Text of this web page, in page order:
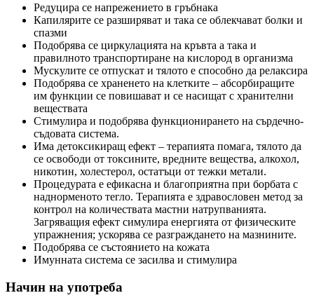
Редуцира се напрежението в гръбнака
Капилярите се разширяват и така се облекчават болки и
спазми
Подобрява се циркулацията на кръвта а така и
правилното транспортиране на кислород в организма
Мускулите се отпускат и тялото е способно да релаксира
Подобрява се храненето на клетките – абсорбиращите
им функции се повишават и се насищат с хранителни
веществата
Стимулира и подобрява функционирането на сърдечно-
съдовата система.
Има детоксикиращ ефект – терапията помага, тялото да
се освободи от токсините, вредните вещества, алкохол,
никотин, холестерол, остатъци от тежки метали.
Процедурата е ефикасна и благоприятна при борбата с
наднорменото тегло. Терапията е здравословен метод за
контрол на количествата мастни натрупванията.
Загряващия ефект симулира енергията от физическите
упражнения; ускорява се разграждането на мазнините.
Подобрява се състоянието на кожата
Имунната система се засилва и стимулира
Начин на употреба